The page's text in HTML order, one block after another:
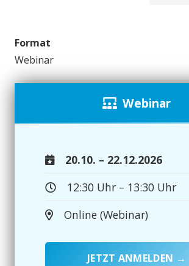
Format
Webinar
Webinar
20.10. – 22.12.2026
12:30 Uhr – 13:30 Uhr
Online (Webinar)
JETZT ANMELDEN →